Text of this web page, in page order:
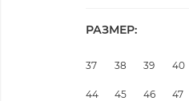
РАЗМЕР:
37 38 39 40
44 45 46 47